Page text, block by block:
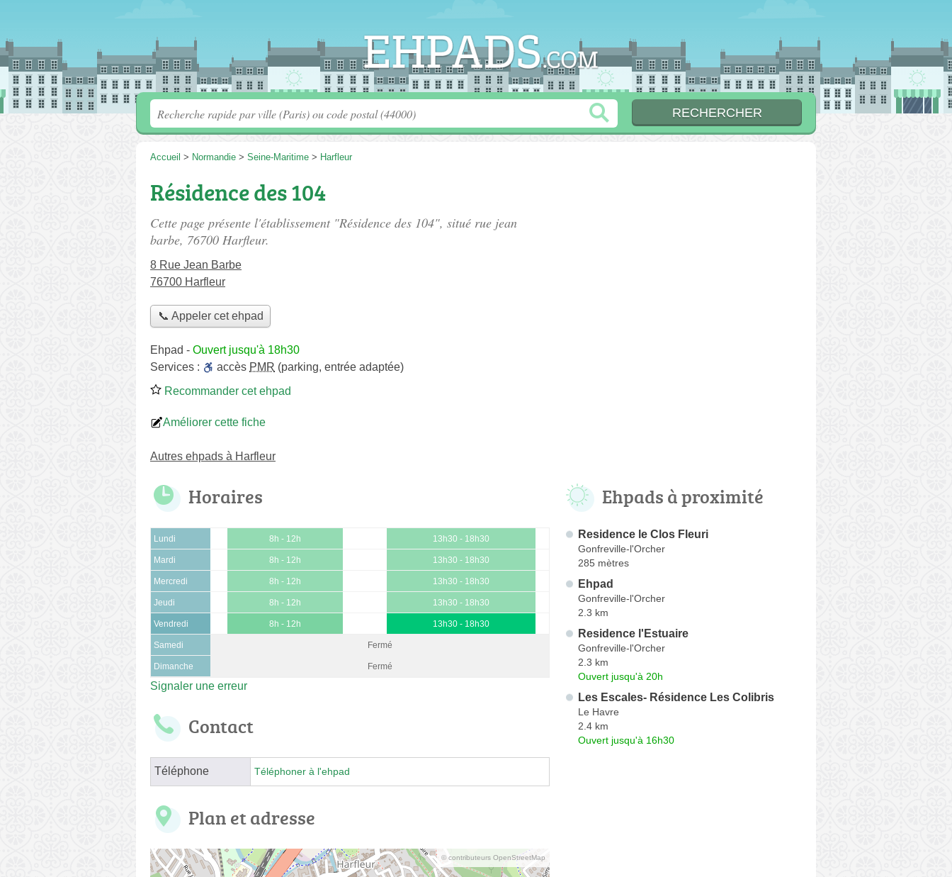
Accueil > Normandie > Seine-Maritime > Harfleur
Résidence des 104
Cette page présente l'établissement "Résidence des 104", situé rue jean
barbe, 76700 Harfleur.
8 Rue Jean Barbe
76700 Harfleur
📞 Appeler cet ehpad
Ehpad - Ouvert jusqu'à 18h30
Services :
accès PMR (parking, entrée adaptée)
Recommander cet ehpad
Améliorer cette fiche
Autres ehpads à Harfleur
Horaires
Lundi 8h - 12h 13h30 - 18h30
Mardi 8h - 12h 13h30 - 18h30
Mercredi 8h - 12h 13h30 - 18h30
Jeudi 8h - 12h 13h30 - 18h30
Vendredi 8h - 12h 13h30 - 18h30
Samedi Fermé
Dimanche Fermé
Signaler une erreur
Contact
Téléphone Téléphoner à l'ehpad
Plan et adresse
© contributeurs OpenStreetMap
Ehpads à proximité
Residence le Clos Fleuri
Gonfreville-l'Orcher
285 mètres
Ehpad
Gonfreville-l'Orcher
2.3 km
Residence l'Estuaire
Gonfreville-l'Orcher
2.3 km
Ouvert jusqu'à 20h
Les Escales- Résidence Les Colibris
Le Havre
2.4 km
Ouvert jusqu'à 16h30